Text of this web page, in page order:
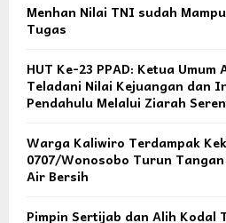
Menhan Nilai TNI sudah
Tugas
HUT Ke-23 PPAD: Ketua
Teladani Nilai Kejuangan dan
Pendahulu Melalui Ziarah
Warga Kaliwiro Terdampak
0707/Wonosobo Turun
Air Bersih
Pimpin Sertijab dan Alih Kodal